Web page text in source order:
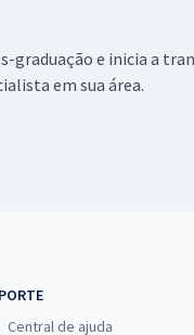
graduação e inicia a
em sua área.
Central de ajuda